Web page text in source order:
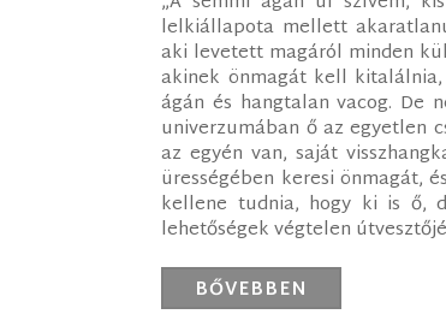
lelkiállapota mellett
aki levetett magáról minden
akinek önmagát kell
ágán és hangtalan vacog. De
univerzumában ő az egyetlen
az egyén van, saját
ürességében keresi önmagát,
kellene tudnia, hogy ki is ő,
lehetőségek végtelen
BŐVEBBEN